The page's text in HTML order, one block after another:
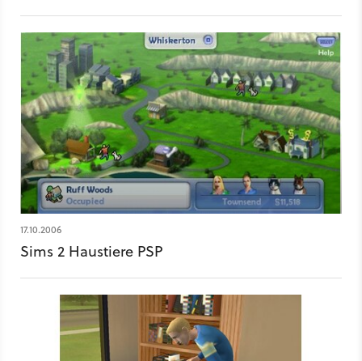
17.10.2006
Sims 2 Haustiere PSP